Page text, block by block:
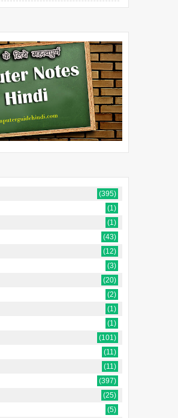
(395)
(1)
(1)
(43)
(12)
(3)
(20)
(2)
(1)
(1)
(101)
(11)
(11)
(397)
(25)
(5)